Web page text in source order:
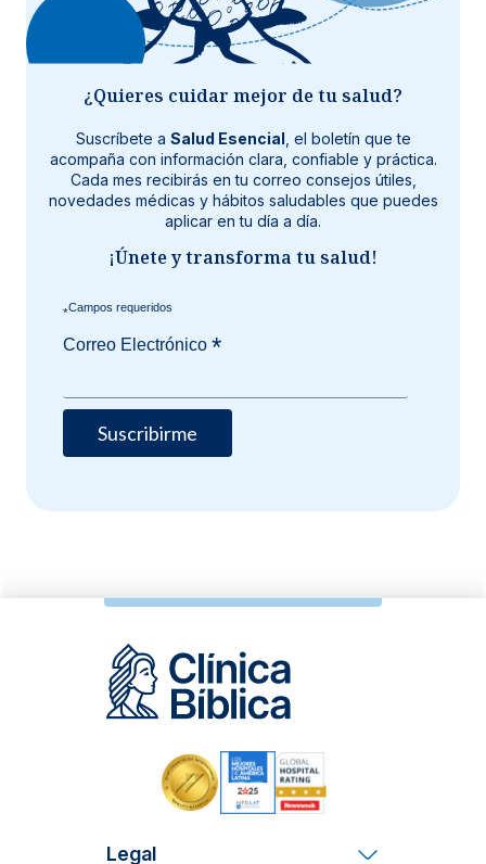
¿Quieres cuidar mejor de tu salud?
Suscríbete a Salud Esencial , el boletín que te
acompaña con información clara, confiable y práctica.
Cada mes recibirás en tu correo consejos útiles,
novedades médicas y hábitos saludables que puedes
aplicar en tu día a día.
¡Únete y transforma tu salud!
*
Correo Electrónico*
Legal